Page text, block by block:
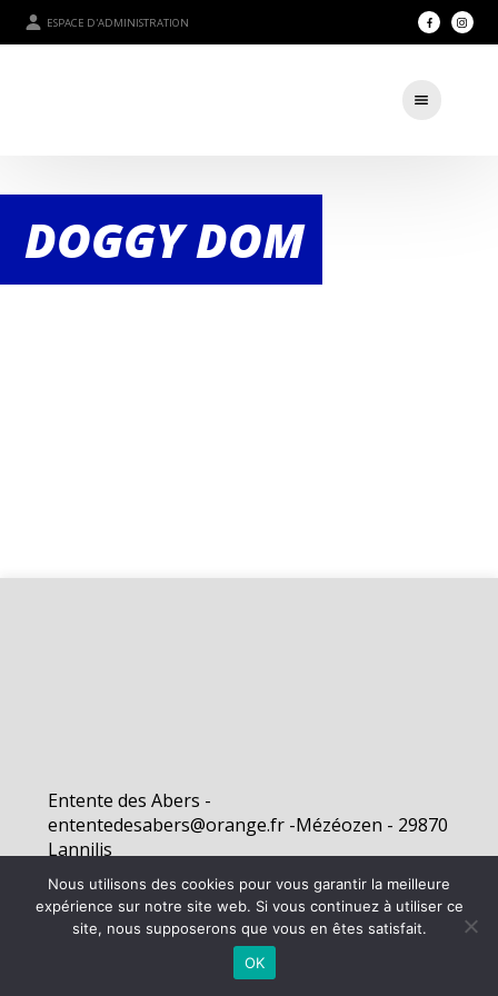
ESPACE D'ADMINISTRATION
DOGGY DOM
Entente des Abers -
ententedesabers@orange.fr -Mézéozen - 29870
Lannilis
©2026 - Entente des Abers | Site internet réalisé par
MENTIONS LÉGALES
Nous utilisons des cookies pour vous garantir la meilleure
expérience sur notre site web. Si vous continuez à utiliser ce
site, nous supposerons que vous en êtes satisfait.
OK